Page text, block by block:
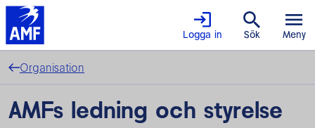
Logga in Sök Meny
Organisation
AMFs ledning och styrelse